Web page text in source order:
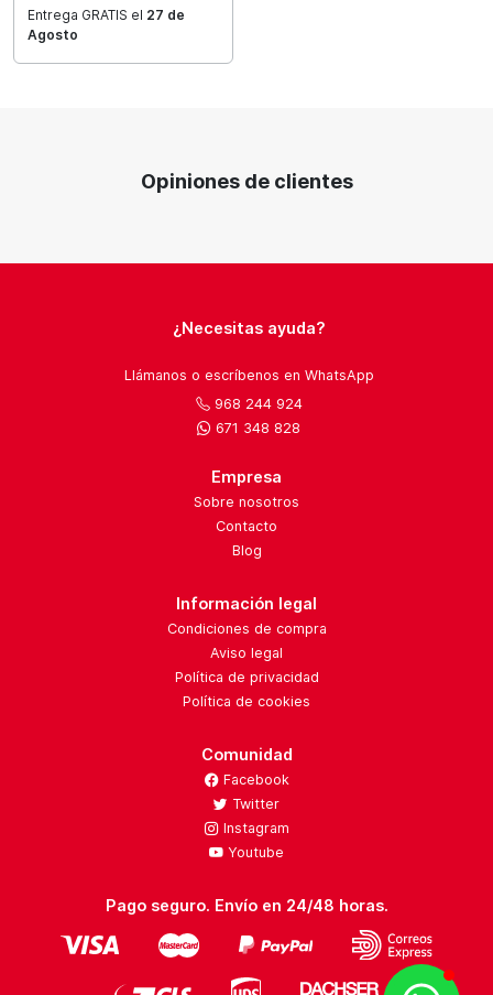
Entrega GRATIS el 27 de
Agosto
Opiniones de clientes
¿Necesitas ayuda?
Llámanos o escríbenos en WhatsApp
968 244 924
671 348 828
Empresa
Sobre nosotros
Contacto
Blog
Información legal
Condiciones de compra
Aviso legal
Política de privacidad
Política de cookies
Comunidad
Facebook
Twitter
Instagram
Youtube
Pago seguro. Envío en 24/48 horas.